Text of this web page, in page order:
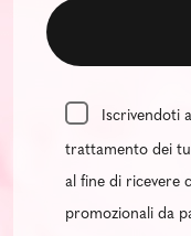
Iscrivendoti
trattamento dei
al fine di ricevere
promozionali da